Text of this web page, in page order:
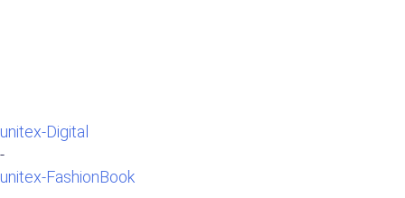
unitex-Digital
-
unitex-FashionBook